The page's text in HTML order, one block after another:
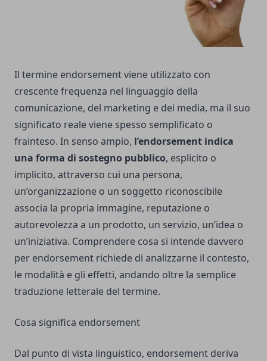
Il termine endorsement viene utilizzato con
crescente frequenza nel linguaggio della
comunicazione, del marketing e dei media, ma il suo
significato reale viene spesso semplificato o
frainteso. In senso ampio, l’endorsement indica
una forma di sostegno pubblico, esplicito o
implicito, attraverso cui una persona,
un’organizzazione o un soggetto riconoscibile
associa la propria immagine, reputazione o
autorevolezza a un prodotto, un servizio, un’idea o
un’iniziativa. Comprendere cosa si intende davvero
per endorsement richiede di analizzarne il contesto,
le modalità e gli effetti, andando oltre la semplice
traduzione letterale del termine.
Cosa significa endorsement
Dal punto di vista linguistico, endorsement deriva